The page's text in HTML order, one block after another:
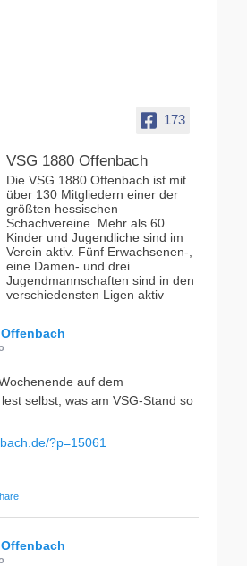
173
VSG 1880 Offenbach
Die VSG 1880 Offenbach ist mit
über 130 Mitgliedern einer der
größten hessischen
Schachvereine. Mehr als 60
Kinder und Jugendliche sind im
Verein aktiv. Fünf Erwachsenen-,
eine Damen- und drei
Jugendmannschaften sind in den
verschiedensten Ligen aktiv
Offenbach
auf dem
selbst, was am VSG-Stand so
?p=15061
Offenbach